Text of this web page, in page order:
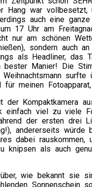
Hang war
auch eine
17 Uhr am
nur am schönen
sondern auch
als Headliner, das
Manier! Die
surfte
meinen Fotoapparat,
Kompaktkamera
einfach viel zu viele
der ersten drei
andererseits würde
dabei
knipsen als auch
wie bekannt sie
Sonnenschein